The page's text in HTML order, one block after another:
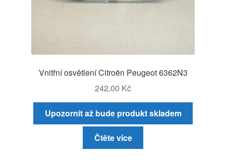
Vnitřní osvětlení Citroën Peugeot 6362N3
242,00 Kč
Upozornit až bude produkt skladem
Čtěte více